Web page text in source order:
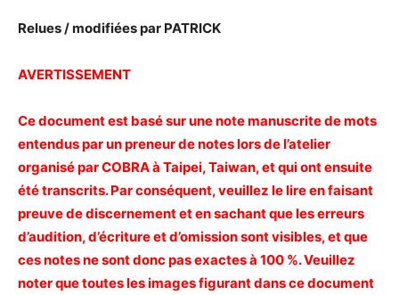
Relues / modifiées par PATRICK
AVERTISSEMENT
Ce document est basé sur une note manuscrite de mots
entendus par un preneur de notes lors de l’atelier
organisé par COBRA à Taipei, Taiwan, et qui ont ensuite
été transcrits. Par conséquent, veuillez le lire en faisant
preuve de discernement et en sachant que les erreurs
d’audition, d’écriture et d’omission sont visibles, et que
ces notes ne sont donc pas exactes à 100 %. Veuillez
noter que toutes les images figurant dans ce document